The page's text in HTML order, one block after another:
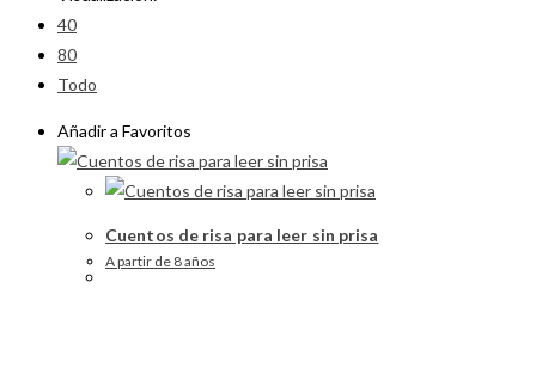
40
80
Todo
Añadir a Favoritos
Cuentos de risa para leer sin prisa
A partir de 8 años